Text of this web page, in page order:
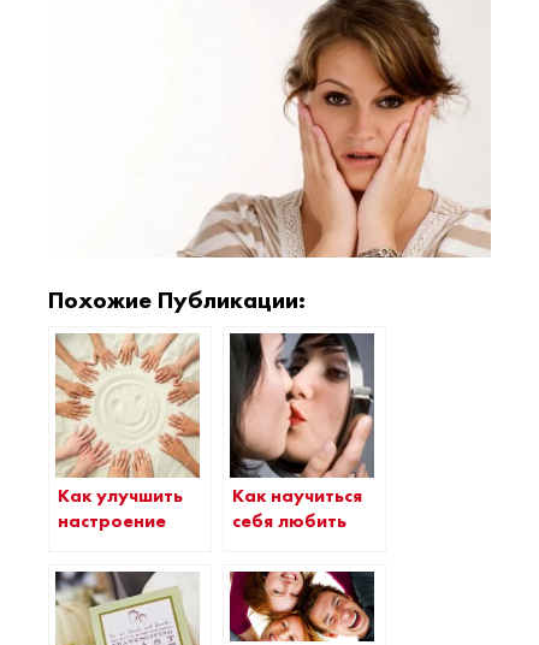
Похожие Публикации:
Как улучшить
настроение
Как научиться
себя любить